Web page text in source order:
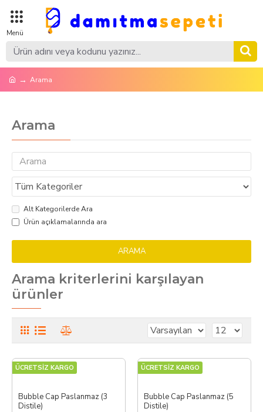
Arama
Arama
Alt Kategorilerde Ara
Ürün açıklamalarında ara
ARAMA
Arama kriterlerini karşılayan
ürünler
ÜCRETSİZ KARGO
Bubble Cap Paslanmaz (3
Distile)
ÜCRETSİZ KARGO
Bubble Cap Paslanmaz (5
Distile)